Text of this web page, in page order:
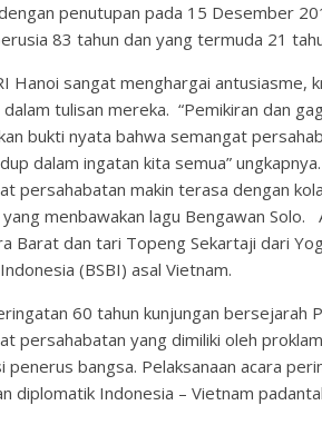
penutupan pada 15 Desember
83 tahun dan yang termuda 21
Hanoi sangat menghargai antusiasme,
tulisan mereka. “Pemikiran dan
bukti nyata bahwa semangat
dalam ingatan kita semua” ungkapnya.
persahabatan makin terasa dengan
menbawakan lagu Bengawan
Barat dan tari Topeng Sekartaji dari
(BSBI) asal Vietnam.
60 tahun kunjungan bersejarah
persahabatan yang dimiliki oleh
penerus bangsa. Pelaksanaan acara
diplomatik Indonesia – Vietnam